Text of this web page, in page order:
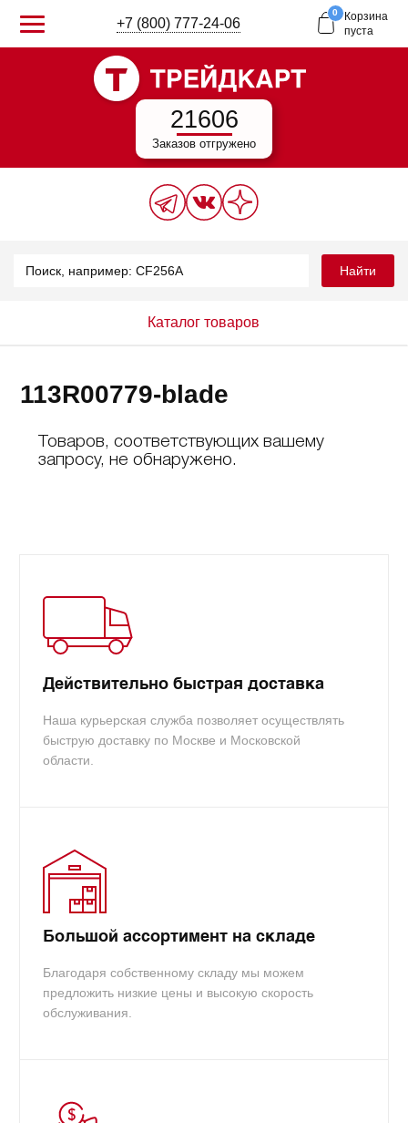
+7 (800) 777-24-06
0
Корзина
пуста
21606
Заказов отгружено
Найти
Каталог товаров
113R00779-blade
Товаров, соответствующих вашему
запросу, не обнаружено.
Действительно быстрая доставка
Наша курьерская служба позволяет осуществлять
быструю доставку по Москве и Московской
области.
Большой ассортимент на складе
Благодаря собственному складу мы можем
предложить низкие цены и высокую скорость
обслуживания.